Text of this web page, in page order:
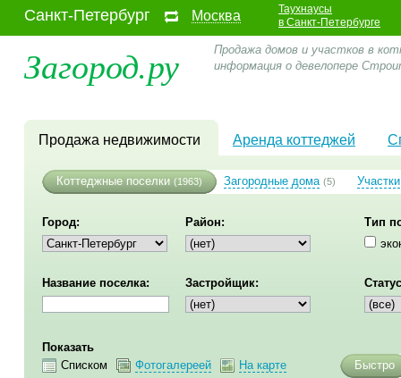
Санкт-Петербург Москва
Таухнаусы
в Санкт-Петербурге
Загород.ру
Продажа домов и участков в
информация о девелопере
Продажа недвижимости Аренда коттеджей
Коттеджные поселки (1963) Загородные дома (5) Участки
Город: Район:
Тип
Название поселка: Застройщик:
Показать
Списком
Фотогалереей На карте Быстро